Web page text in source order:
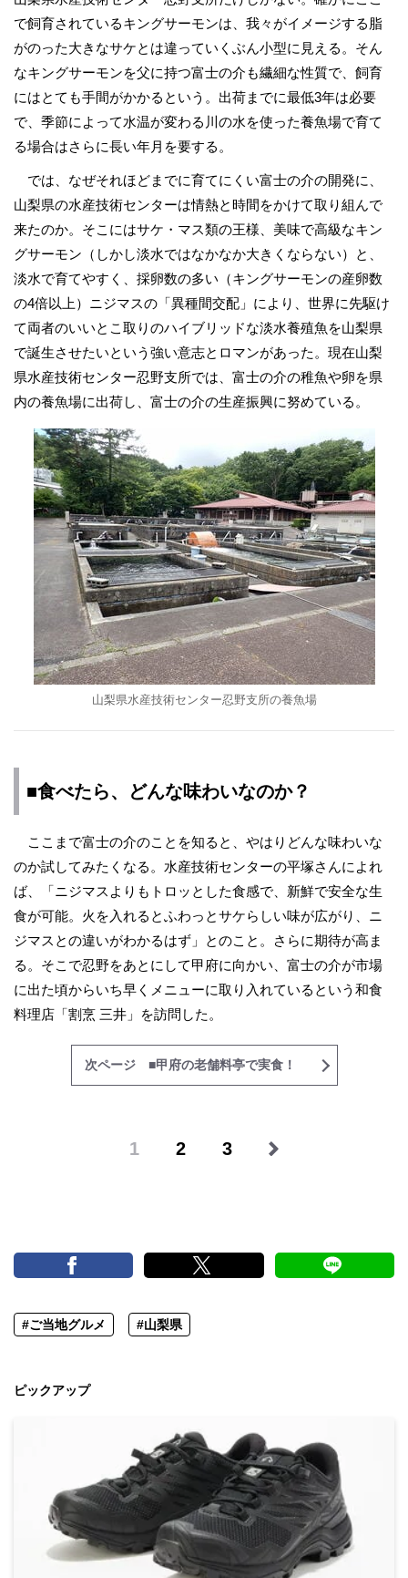
で飼育されているキングサーモンは、我々がイメージする脂
がのった大きなサケとは違っていくぶん小型に見える。そん
なキングサーモンを父に持つ富士の介も繊細な性質で、飼育
にはとても手間がかかるという。出荷までに最低3年は必要
で、季節によって水温が変わる川の水を使った養魚場で育て
る場合はさらに長い年月を要する。
では、なぜそれほどまでに育てにくい富士の介の開発に、
山梨県の水産技術センターは情熱と時間をかけて取り組んで
来たのか。そこにはサケ・マス類の王様、美味で高級なキン
グサーモン（しかし淡水ではなかなか大きくならない）と、
淡水で育てやすく、採卵数の多い（キングサーモンの産卵数
の4倍以上）ニジマスの「異種間交配」により、世界に先駆け
て両者のいいとこ取りのハイブリッドな淡水養殖魚を山梨県
で誕生させたいという強い意志とロマンがあった。現在山梨
県水産技術センター忍野支所では、富士の介の稚魚や卵を県
内の養魚場に出荷し、富士の介の生産振興に努めている。
山梨県水産技術センター忍野支所の養魚場
■食べたら、どんな味わいなのか？
ここまで富士の介のことを知ると、やはりどんな味わいな
のか試してみたくなる。水産技術センターの平塚さんによれ
ば、「ニジマスよりもトロッとした食感で、新鮮で安全な生
食が可能。火を入れるとふわっとサケらしい味が広がり、ニ
ジマスとの違いがわかるはず」とのこと。さらに期待が高ま
る。そこで忍野をあとにして甲府に向かい、富士の介が市場
に出た頃からいち早くメニューに取り入れているという和食
料理店「割烹 三井」を訪問した。
次ページ ■甲府の老舗料亭で実食！
1 2 3
#ご当地グルメ #山梨県
ピックアップ